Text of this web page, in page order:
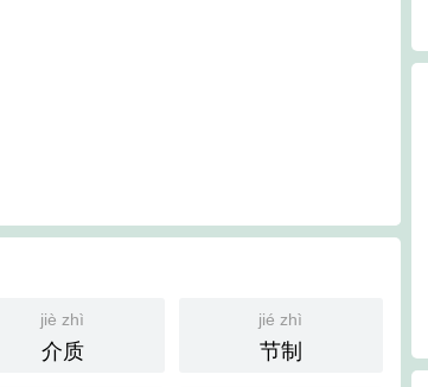
jiè zhì
介质
jié zhì
节制